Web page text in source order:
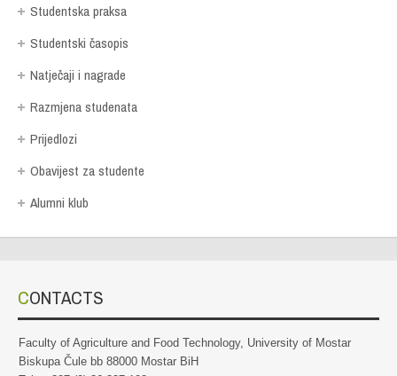
Studentska praksa
Studentski časopis
Natječaji i nagrade
Razmjena studenata
Prijedlozi
Obavijest za studente
Alumni klub
CONTACTS
Faculty of Agriculture and Food Technology, University of Mostar
Biskupa Čule bb 88000 Mostar BiH